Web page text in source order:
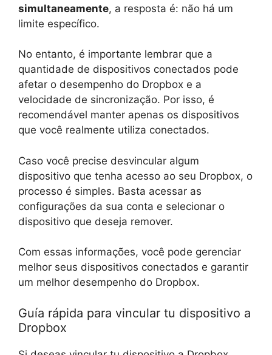
simultaneamente, a resposta é: não há um
limite específico.
No entanto, é importante lembrar que a
quantidade de dispositivos conectados pode
afetar o desempenho do Dropbox e a
velocidade de sincronização. Por isso, é
recomendável manter apenas os dispositivos
que você realmente utiliza conectados.
Caso você precise desvincular algum
dispositivo que tenha acesso ao seu Dropbox, o
processo é simples. Basta acessar as
configurações da sua conta e selecionar o
dispositivo que deseja remover.
Com essas informações, você pode gerenciar
melhor seus dispositivos conectados e garantir
um melhor desempenho do Dropbox.
Guía rápida para vincular tu dispositivo a
Dropbox